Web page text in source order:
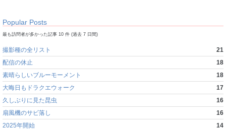
Popular Posts
最も訪問者が多かった記事 10 件 (過去 7 日間)
撮影種の全リスト
21
配信の休止
18
素晴らしいブルーモーメント
18
大晦日もドラクエウォーク
17
久しぶりに見た昆虫
16
扇風機のサビ落し
16
2025年開始
14